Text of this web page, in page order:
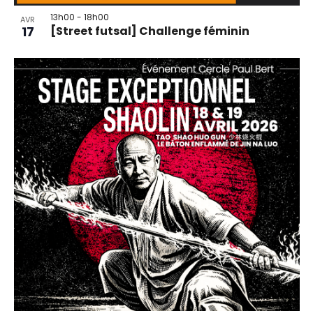
AVR
17 [Street futsal] Challenge féminin
13h00 - 18h00